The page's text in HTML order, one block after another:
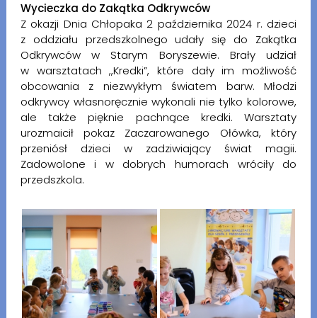
Wycieczka do Zakątka Odkrywców
Z okazji Dnia Chłopaka 2 października 2024 r. dzieci
z oddziału przedszkolnego udały się do Zakątka
Odkrywców w Starym Boryszewie. Brały udział
w warsztatach ,,Kredki”, które dały im możliwość
obcowania z niezwykłym światem barw. Młodzi
odkrywcy własnoręcznie wykonali nie tylko kolorowe,
ale także pięknie pachnące kredki. Warsztaty
urozmaicił pokaz Zaczarowanego Ołówka, który
przeniósł dzieci w zadziwiający świat magii.
Zadowolone i w dobrych humorach wróciły do
przedszkola.